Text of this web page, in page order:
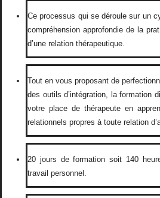
Ce processus qui se déroule sur un
compréhension approfondie de la
d’une relation thérapeutique.
Tout en vous proposant de
des outils d’intégration, la formation
votre place de thérapeute en
relationnels propres à toute relation
20 jours de formation soit 140
travail personnel.